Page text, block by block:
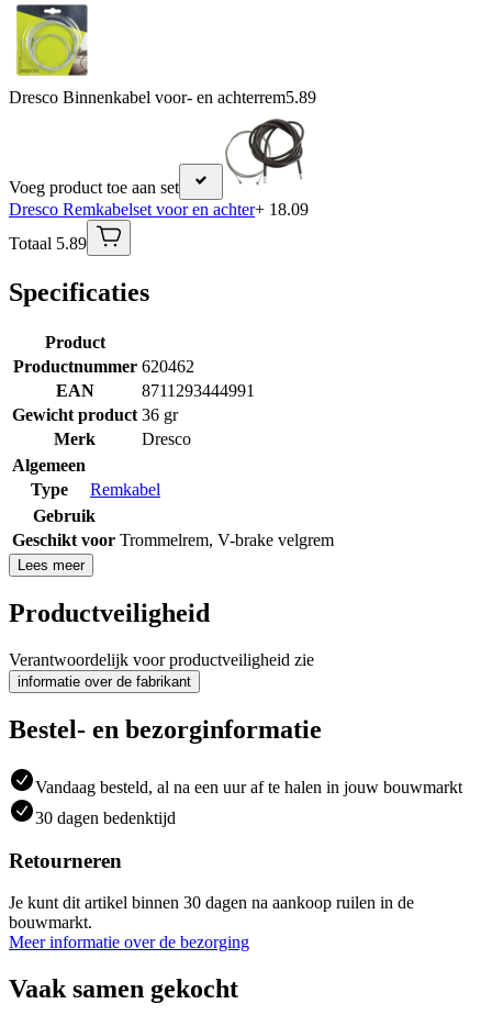
Dresco Binnenkabel voor- en achterrem5.89
Voeg product toe aan set
Dresco Remkabelset voor en achter+ 18.09
Totaal 5.89
Specificaties
Product
Productnummer 620462
EAN
8711293444991
Gewicht product 36 gr
Merk
Dresco
Algemeen
Type
Remkabel
Gebruik
Geschikt voor Trommelrem, V-brake velgrem
Lees meer
Productveiligheid
Verantwoordelijk voor productveiligheid zie
informatie over de fabrikant
Bestel- en bezorginformatie
Vandaag besteld, al na een uur af te halen in jouw bouwmarkt
30 dagen bedenktijd
Retourneren
Je kunt dit artikel binnen 30 dagen na aankoop ruilen in de
bouwmarkt.
Meer informatie over de bezorging
Vaak samen gekocht